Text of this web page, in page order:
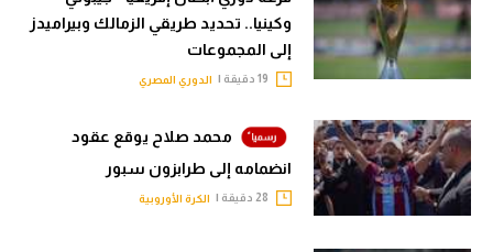
وكينيا.. تحديد طريقي الزمالك وبيراميدز
إلى المجموعات
الدوري المصري
محمد صلاح يوقع عقود
انضمامه إلى طرابزون سبور
الكرة الأوروبية